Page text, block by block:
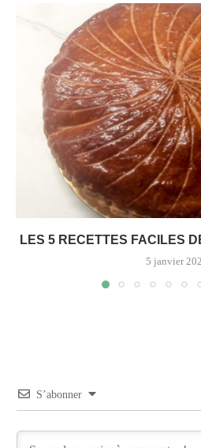
LES 5 RECETTES FACILES
5 janvier
S’abonner